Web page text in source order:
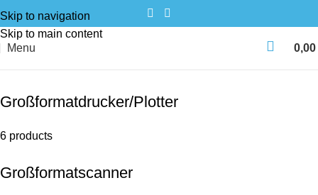
Skip to navigation
Skip to main content
Menu
0,00
Großformatdrucker/Plotter
6 products
Großformatscanner